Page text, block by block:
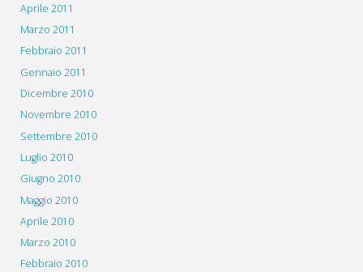
Aprile 2011
Marzo 2011
Febbraio 2011
Gennaio 2011
Dicembre 2010
Novembre 2010
Settembre 2010
Luglio 2010
Giugno 2010
Maggio 2010
Aprile 2010
Marzo 2010
Febbraio 2010